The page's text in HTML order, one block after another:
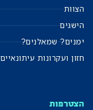
הצוות
הישגים
ימנים? שמאלנים?
חזון ועקרונות עיתונאיים
הצטרפות